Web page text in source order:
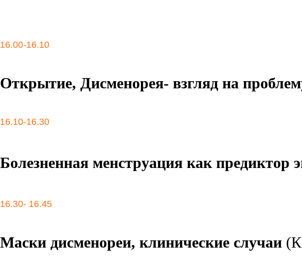
16.00-16.10
Открытие, Дисменорея- взгляд на
16.10-16.30
Болезненная менструация как предиктор
16.30- 16.45
Маски дисменореи, клинические случаи